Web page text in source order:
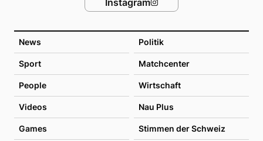
News Politik
Sport Matchcenter
People Wirtschaft
Videos Nau Plus
Games Stimmen der Schweiz